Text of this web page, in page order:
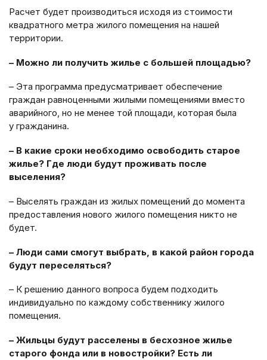
Расчет будет производиться исходя из стоимости
квадратного метра жилого помещения на нашей
территории.
– Можно ли получить жилье с большей площадью?
– Эта программа предусматривает обеспечение
граждан равноценными жилыми помещениями вместо
аварийного, но не менее той площади, которая была
у гражданина.
– В какие сроки необходимо освободить старое
жилье? Где люди будут проживать после
выселения?
– Выселять граждан из жилых помещений до момента
предоставления нового жилого помещения никто не
будет.
– Люди сами смогут выбрать, в какой район города
будут переселяться?
– К решению данного вопроса будем подходить
индивидуально по каждому собственнику жилого
помещения.
– Жильцы будут расселены в бесхозное жилье
старого фонда или в новостройки? Есть ли